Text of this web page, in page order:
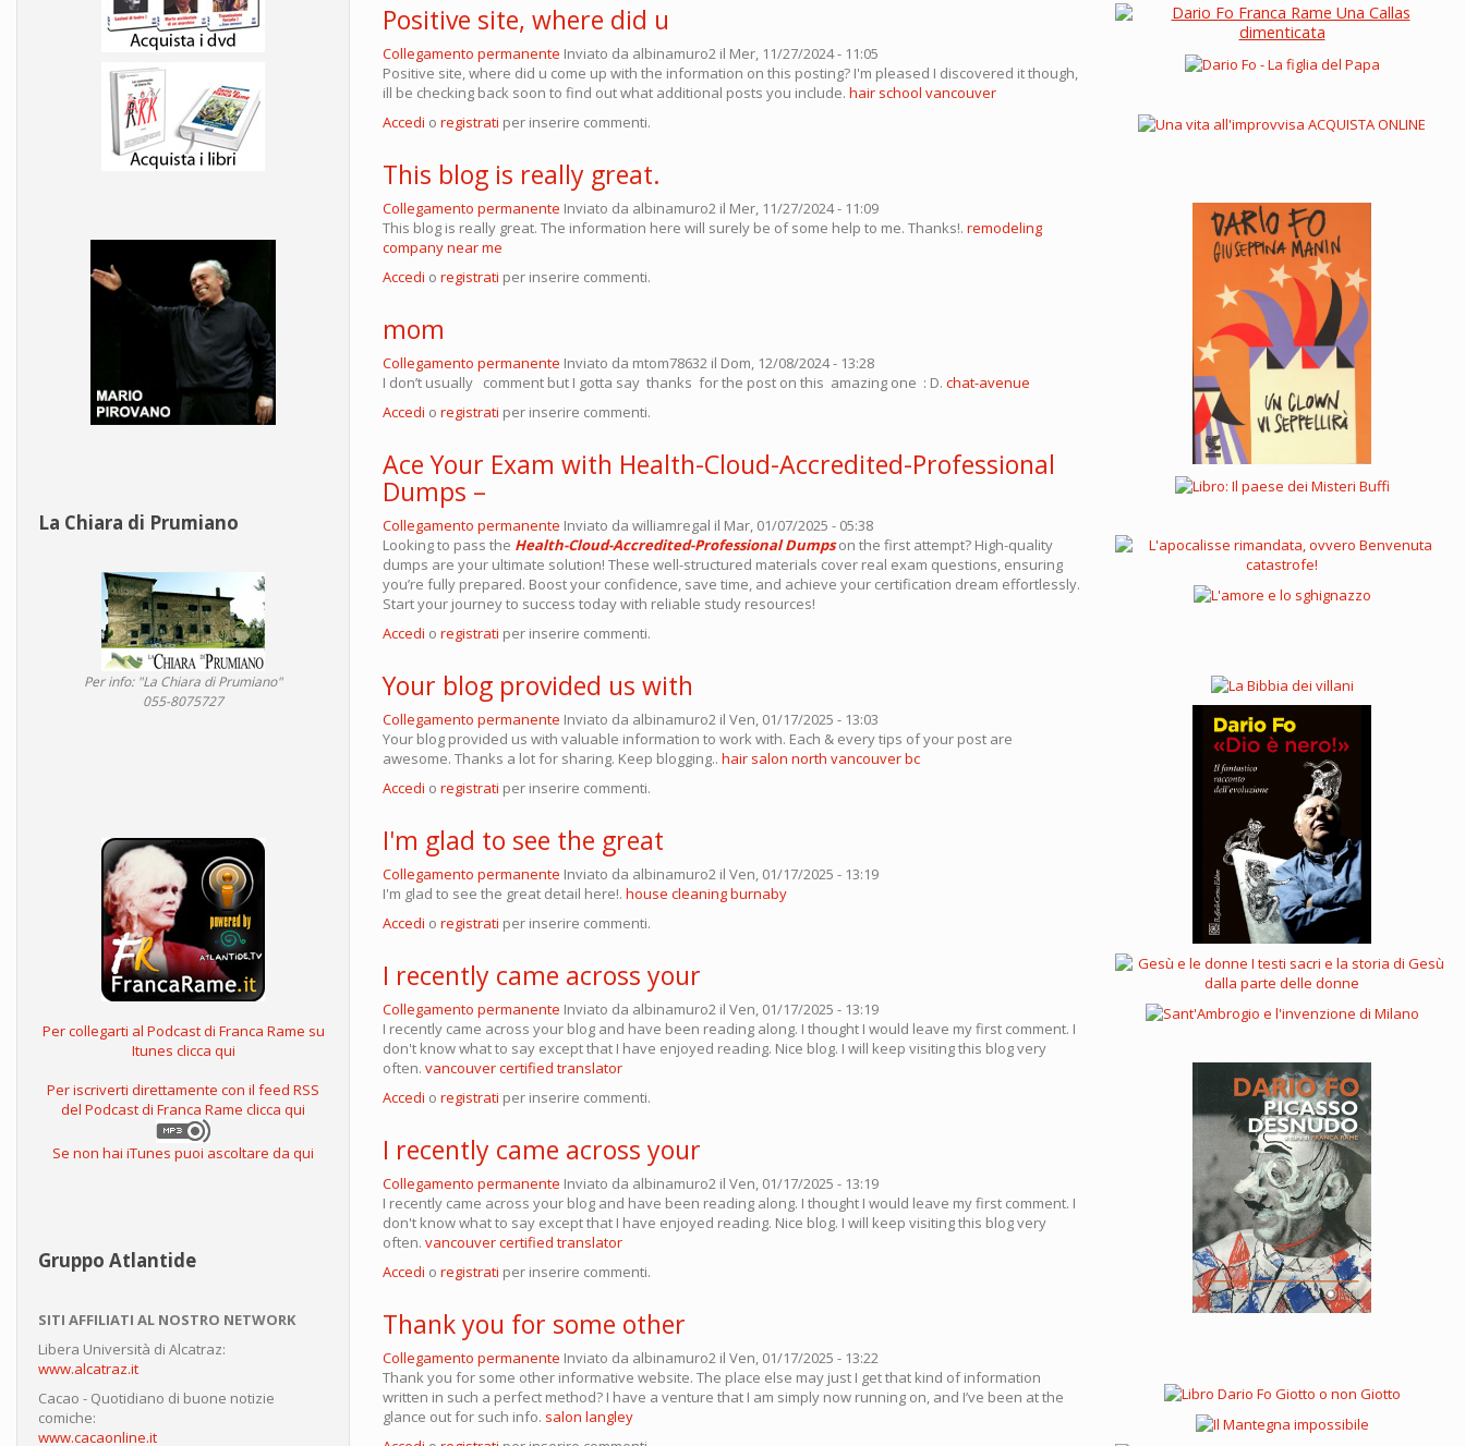
La Chiara di Prumiano
Per info: "La Chiara di Prumiano"
055-8075727
Per collegarti al Podcast di Franca Rame su
Itunes clicca qui
Per iscriverti direttamente con il feed RSS
del Podcast di Franca Rame clicca qui
Se non hai iTunes puoi ascoltare da qui
Gruppo Atlantide
SITI AFFILIATI AL NOSTRO NETWORK
Libera Università di Alcatraz:
www.alcatraz.it
Cacao - Quotidiano di buone notizie
comiche:
www.cacaonline.it
Positive site, where did u
Collegamento permanente Inviato da albinamuro2 il Mer, 11/27/2024 - 11:05
Positive site, where did u come up with the information on this posting? I'm pleased I discovered it though,
ill be checking back soon to find out what additional posts you include. hair school vancouver
Accedi o registrati per inserire commenti.
This blog is really great.
Collegamento permanente Inviato da albinamuro2 il Mer, 11/27/2024 - 11:09
This blog is really great. The information here will surely be of some help to me. Thanks!. remodeling
company near me
Accedi o registrati per inserire commenti.
mom
Collegamento permanente Inviato da mtom78632 il Dom, 12/08/2024 - 13:28
I don’t usually comment but I gotta say thanks for the post on this amazing one : D. chat-avenue
Accedi o registrati per inserire commenti.
Ace Your Exam with Health-Cloud-Accredited-Professional
Dumps –
Collegamento permanente Inviato da williamregal il Mar, 01/07/2025 - 05:38
Looking to pass the Health-Cloud-Accredited-Professional Dumpson the first attempt? High-quality
dumps are your ultimate solution! These well-structured materials cover real exam questions, ensuring
you’re fully prepared. Boost your confidence, save time, and achieve your certification dream effortlessly.
Start your journey to success today with reliable study resources!
Accedi o registrati per inserire commenti.
Your blog provided us with
Collegamento permanente Inviato da albinamuro2 il Ven, 01/17/2025 - 13:03
Your blog provided us with valuable information to work with. Each & every tips of your post are
awesome. Thanks a lot for sharing. Keep blogging.. hair salon north vancouver bc
Accedi o registrati per inserire commenti.
I'm glad to see the great
Collegamento permanente Inviato da albinamuro2 il Ven, 01/17/2025 - 13:19
I'm glad to see the great detail here!. house cleaning burnaby
Accedi o registrati per inserire commenti.
I recently came across your
Collegamento permanente Inviato da albinamuro2 il Ven, 01/17/2025 - 13:19
I recently came across your blog and have been reading along. I thought I would leave my first comment. I
don't know what to say except that I have enjoyed reading. Nice blog. I will keep visiting this blog very
often. vancouver certified translator
Accedi o registrati per inserire commenti.
I recently came across your
Collegamento permanente Inviato da albinamuro2 il Ven, 01/17/2025 - 13:19
I recently came across your blog and have been reading along. I thought I would leave my first comment. I
don't know what to say except that I have enjoyed reading. Nice blog. I will keep visiting this blog very
often. vancouver certified translator
Accedi o registrati per inserire commenti.
Thank you for some other
Collegamento permanente Inviato da albinamuro2 il Ven, 01/17/2025 - 13:22
Thank you for some other informative website. The place else may just I get that kind of information
written in such a perfect method? I have a venture that I am simply now running on, and I’ve been at the
glance out for such info. salon langley